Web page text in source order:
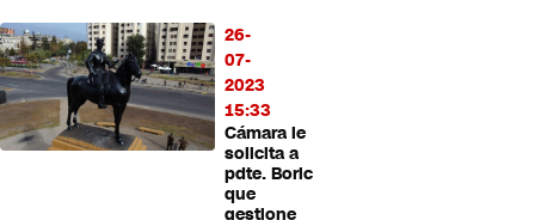
26-
07-
2023
15:33
Cámara le
solicita a
pdte. Boric
que
gestione